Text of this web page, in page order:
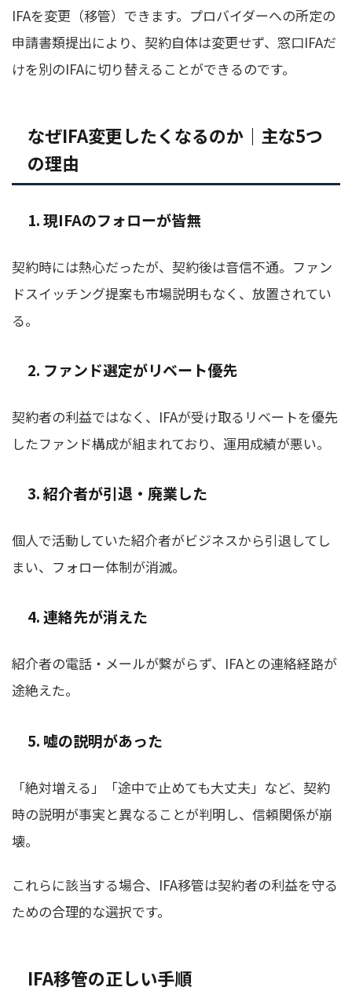
IFAを変更（移管）できます。プロバイダーへの所定の
申請書類提出により、契約自体は変更せず、窓口IFAだ
けを別のIFAに切り替えることができるのです。
なぜIFA変更したくなるのか｜主な5つ
の理由
1. 現IFAのフォローが皆無
契約時には熱心だったが、契約後は音信不通。ファン
ドスイッチング提案も市場説明もなく、放置されてい
る。
2. ファンド選定がリベート優先
契約者の利益ではなく、IFAが受け取るリベートを優先
したファンド構成が組まれており、運用成績が悪い。
3. 紹介者が引退・廃業した
個人で活動していた紹介者がビジネスから引退してし
まい、フォロー体制が消滅。
4. 連絡先が消えた
紹介者の電話・メールが繋がらず、IFAとの連絡経路が
途絶えた。
5. 嘘の説明があった
「絶対増える」「途中で止めても大丈夫」など、契約
時の説明が事実と異なることが判明し、信頼関係が崩
壊。
これらに該当する場合、IFA移管は契約者の利益を守る
ための合理的な選択です。
IFA移管の正しい手順